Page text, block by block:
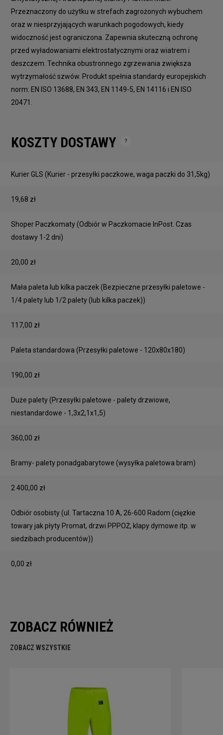
Przeznaczony do użytku w strefach zagrożonych wybuchem
oraz w niesprzyjających warunkach pogodowych, kiedy
widoczność jest ograniczona. Zapewnia skuteczną ochronę
przed wyładowaniami elektrostatycznymi oraz wiatrem i
deszczem. Technika obustronnego zgrzewania zwiększa
wytrzymałość szwów. Produkt spełnia standardy europejskich
norm: EN ISO 13688, EN 343, EN 1149-5, EN 14116 i EN ISO
20471.
KOSZTY DOSTAWY
Kurier GLS (Kurier - przesyłki paczkowe, waga paczki do 31,5kg)
19,68 zł
Shoper Paczkomaty(Odbiór w Paczkomacie InPost. Czas
dostawy 1-2 dni)
20,00 zł
Mała paleta lub kilka paczek (Bezpieczne przesyłki paletowe -
1/4 palety lub 1/2 palety (lub kilka paczek))
117,00 zł
Paleta standardowa (Przesyłki paletowe - 120x80x180)
190,00 zł
Duże palety(Przesyłki paletowe - palety drzwiowe,
niestandardowe - 1,3x2,1x1,5)
360,00 zł
Bramy- palety ponadgabarytowe (wysyłka paletowa bram)
2 400,00 zł
Odbiór osobisty(ul. Tartaczna 10 A, 26-600 Radom (cięzkie
towary jak płyty Promat, drzwi PPPOŻ, klapy dymowe itp. w
siedzibach producentów))
0,00 zł
ZOBACZ RÓWNIEŻ
ZOBACZ WSZYSTKIE